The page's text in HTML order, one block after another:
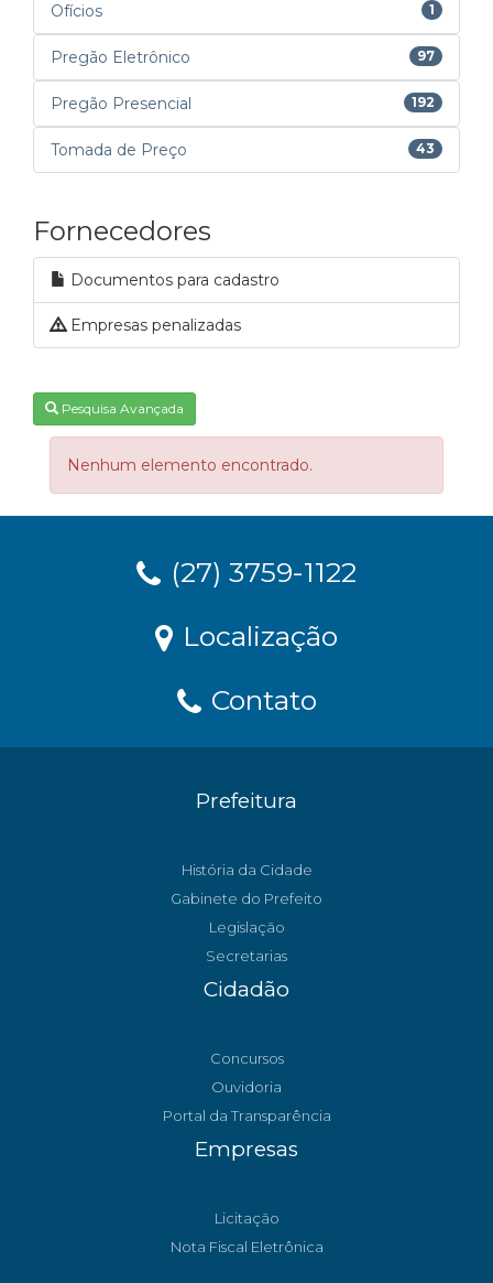
Ofícios 1
Pregão Eletrônico 97
Pregão Presencial 192
Tomada de Preço 43
Fornecedores
Documentos para cadastro
Empresas penalizadas
Pesquisa Avançada
Nenhum elemento encontrado.
(27) 3759-1122
Localização
Contato
Prefeitura
História da Cidade
Gabinete do Prefeito
Legislação
Secretarias
Cidadão
Concursos
Ouvidoria
Portal da Transparência
Empresas
Licitação
Nota Fiscal Eletrônica